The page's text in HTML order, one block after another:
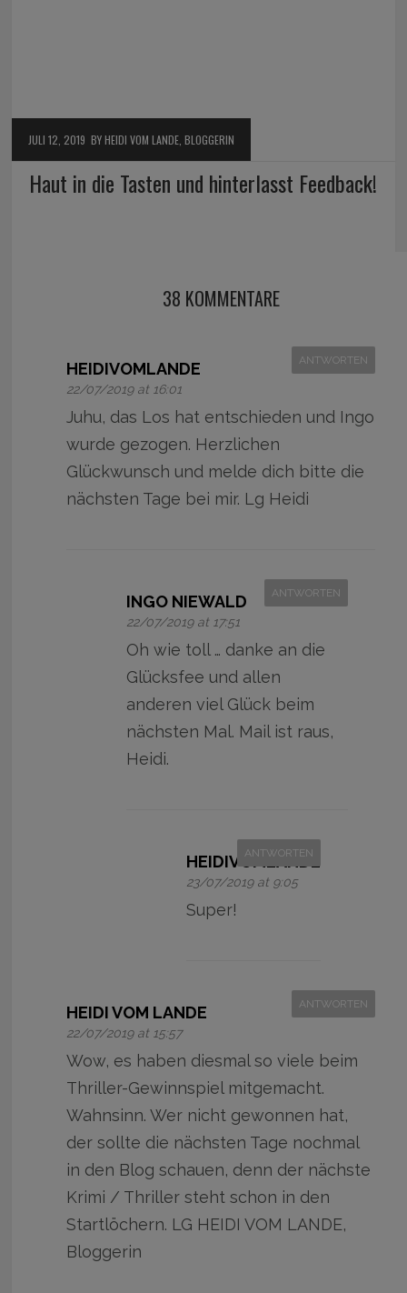
JULI 12, 2019 BY HEIDI VOM LANDE, BLOGGERIN
Haut in die Tasten und hinterlasst Feedback!
38 KOMMENTARE
HEIDIVOMLANDE
22/07/2019 at 16:01
ANTWORTEN
Juhu, das Los hat entschieden und Ingo
wurde gezogen. Herzlichen
Glückwunsch und melde dich bitte die
nächsten Tage bei mir. Lg Heidi
INGO NIEWALD
22/07/2019 at 17:51
ANTWORTEN
Oh wie toll … danke an die
Glücksfee und allen
anderen viel Glück beim
nächsten Mal. Mail ist raus,
Heidi.
HEIDIVOMLANDE
23/07/2019 at 9:05
ANTWORTEN
Super!
HEIDI VOM LANDE
22/07/2019 at 15:57
ANTWORTEN
Wow, es haben diesmal so viele beim
Thriller-Gewinnspiel mitgemacht.
Wahnsinn. Wer nicht gewonnen hat,
der sollte die nächsten Tage nochmal
in den Blog schauen, denn der nächste
Krimi / Thriller steht schon in den
Startlöchern. LG HEIDI VOM LANDE,
Bloggerin